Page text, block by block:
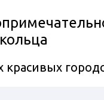
красивых